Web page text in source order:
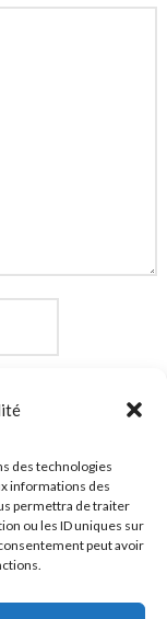
des technologies
informations des
permettra de traiter
ou les ID uniques sur
peut avoir
mon site dans